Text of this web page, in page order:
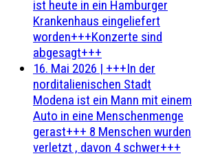
ist heute in ein Hamburger
Krankenhaus eingeliefert
worden+++Konzerte sind
abgesagt+++
16. Mai 2026 | +++In der
norditalienischen Stadt
Modena ist ein Mann mit einem
Auto in eine Menschenmenge
gerast+++ 8 Menschen wurden
verletzt , davon 4 schwer+++